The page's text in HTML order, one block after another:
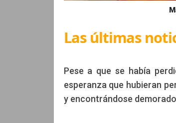
Las últimas
Pese a que se había
esperanza que hubieran
y encontrándose